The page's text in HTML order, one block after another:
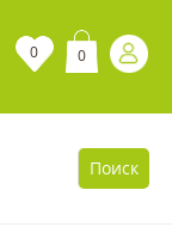
0 0
Поиск